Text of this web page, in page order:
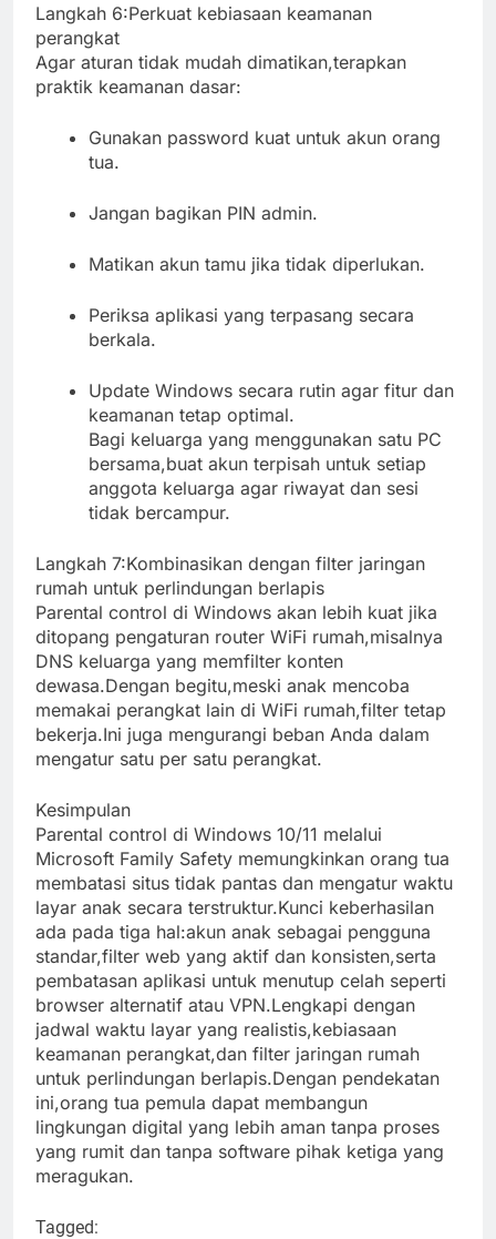
Langkah 6:Perkuat kebiasaan keamanan
perangkat
Agar aturan tidak mudah dimatikan,terapkan
praktik keamanan dasar:
Gunakan password kuat untuk akun orang
tua.
Jangan bagikan PIN admin.
Matikan akun tamu jika tidak diperlukan.
Periksa aplikasi yang terpasang secara
berkala.
Update Windows secara rutin agar fitur dan
keamanan tetap optimal.
Bagi keluarga yang menggunakan satu PC
bersama,buat akun terpisah untuk setiap
anggota keluarga agar riwayat dan sesi
tidak bercampur.
Langkah 7:Kombinasikan dengan filter jaringan
rumah untuk perlindungan berlapis
Parental control di Windows akan lebih kuat jika
ditopang pengaturan router WiFi rumah,misalnya
DNS keluarga yang memfilter konten
dewasa.Dengan begitu,meski anak mencoba
memakai perangkat lain di WiFi rumah,filter tetap
bekerja.Ini juga mengurangi beban Anda dalam
mengatur satu per satu perangkat.
Kesimpulan
Parental control di Windows 10/11 melalui
Microsoft Family Safety memungkinkan orang tua
membatasi situs tidak pantas dan mengatur waktu
layar anak secara terstruktur.Kunci keberhasilan
ada pada tiga hal:akun anak sebagai pengguna
standar,filter web yang aktif dan konsisten,serta
pembatasan aplikasi untuk menutup celah seperti
browser alternatif atau VPN.Lengkapi dengan
jadwal waktu layar yang realistis,kebiasaan
keamanan perangkat,dan filter jaringan rumah
untuk perlindungan berlapis.Dengan pendekatan
ini,orang tua pemula dapat membangun
lingkungan digital yang lebih aman tanpa proses
yang rumit dan tanpa software pihak ketiga yang
meragukan.
Tagged: